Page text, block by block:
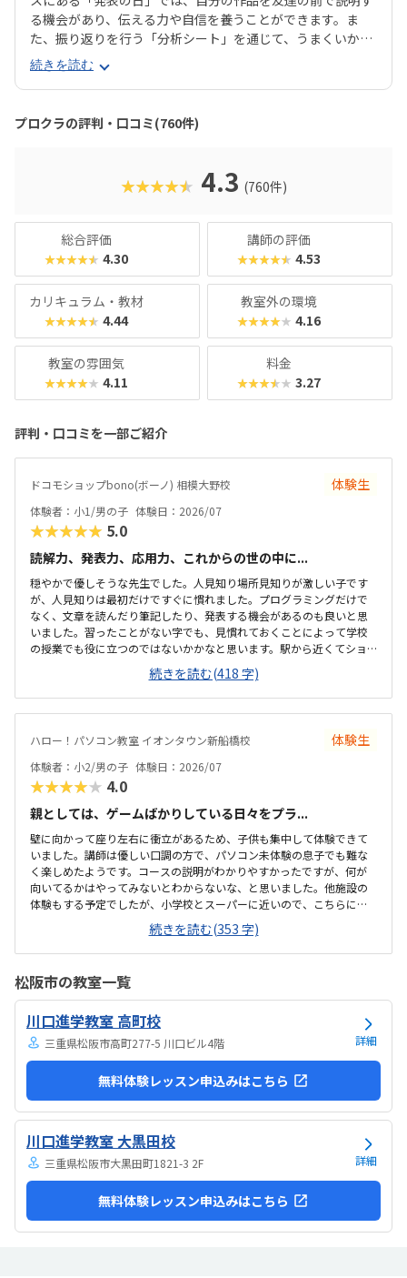
る機会があり、伝える力や自信を養うことができます。ま
た、振り返りを行う「分析シート」を通じて、うまくいかな
かった点をどう改善するかを考える習慣が身に付くのも特徴
です。さらに、講師は子どもたちの答えを引き出すコーチン
グ型指導を採用。自分で考え、解決する力を育みます。全国
600以上の教室で展開され、初めてでも安心して参加できる
無料体験も実施中。遊びながら未来につながる力を育てられ
続きを読む
プロクラの評判・口コミ(760件)
★★★★★ 4.3 (760件)
総合評価
★★★★★ 4.30
講師の評価
★★★★★ 4.53
カリキュラム・教材
★★★★★ 4.44
教室外の環境
★★★★★ 4.16
教室の雰囲気
★★★★★ 4.11
料金
★★★★★ 3.27
評判・口コミを一部ご紹介
ドコモショップbono(ボーノ) 相模大野校 体験生
体験者：小1/男の子 体験日：2026/07
★★★★★ 5.0
読解力、発表力、応用力、これからの世の中に...
穏やかで優しそうな先生でした。人見知り場所見知りが激しい子です
が、人見知りは最初だけですぐに慣れました。プログラミングだけで
なく、文章を読んだり筆記したり、発表する機会があるのも良いと思
いました。習ったことがない字でも、見慣れておくことによって学校
の授業でも役に立つのではないかかなと思います。駅から近くてショ
ッピングモールの中にあるので便利です。車で来ても授業分の駐車券
は付けてくれるそうです。ドコモショップ内なので音が気になるかと
思いましたが、扉を閉めればそんなに気になりませんでした。一面ガ
ラスなので程よい解放感で授業の様子が見れます。プログラミング教
プライベートでも使えるからいいかな、と思ってます。学校で使って
いるパソコンはタッチパネルタイプなので、キーボードは打てるかな
と心配でしたが、すぐに慣れました。コマンド１つでた...
続きを読む(418 字)
ハロー！パソコン教室 イオンタウン新船橋校 体験生
体験者：小2/男の子 体験日：2026/07
★★★★★ 4.0
親としては、ゲームばかりしている日々をプラ...
壁に向かって座り左右に衝立があるため、子供も集中して体験できて
いました。講師は優しい口調の方で、パソコン未体験の息子でも難な
く楽しめたようです。コースの説明がわかりやすかったですが、何が
向いてるかはやってみないとわからないな、と思いました。他施設の
体験もする予定でしたが、小学校とスーパーに近いので、こちらに決
めました。息子はゲーミングチェアに初めて座れて嬉しかったようで
す。開放的というよりは、落ち着いて楽しめるところが、息子には合
っていそうです。少し高いなという印象ですが、自宅のパソコンから
ました。日頃はSwitchで、マイクラやぽこあポケモンで建築を楽しん
でいます。担当の方と相談して今回のコースが向いてるんじゃないか
と勧められました。
続きを読む(353 字)
松阪市の教室一覧
川口進学教室 高町校
三重県松阪市高町277-5 川口ビル4階 詳細
無料体験レッスン申込みはこちら
川口進学教室 大黒田校
三重県松阪市大黒田町1821-3 2F 詳細
無料体験レッスン申込みはこちら